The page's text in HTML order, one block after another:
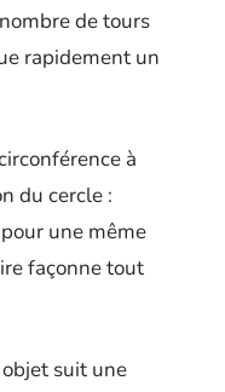
de tours
rapidement un
à
du cercle :
une même
façonne tout
objet suit une